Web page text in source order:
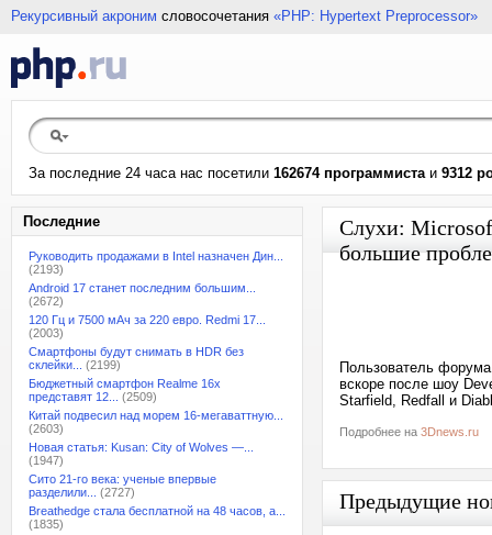
Рекурсивный акроним словосочетания «PHP: Hypertext Preprocessor»
За последние 24 часа нас посетили 162674 программистаи 9312
Последние
Руководить продажами в Intel назначен Дин...
(2193)
Android 17 станет последним большим...
(2672)
120 Гц и 7500 мАч за 220 евро. Redmi 17...
(2003)
Смартфоны будут снимать в HDR без
склейки...
(2199)
Бюджетный смартфон Realme 16x
представят 12...
(2509)
Китай подвесил над морем 16-мегаваттную...
(2603)
Новая статья: Kusan: City of Wolves —...
(1947)
Сито 21-го века: ученые впервые
разделили...
(2727)
Breathedge стала бесплатной на 48 часов, а...
(1835)
Слухи:
большие
Пользователь
вскоре после шоу
Starfield, Redfall и
Подробнее на 3Dnews.ru
Предыдущие